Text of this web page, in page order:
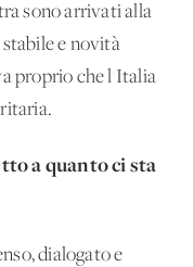
sono arrivati alla
e novità
proprio che l'Italia
a quanto ci sta
dialogato e